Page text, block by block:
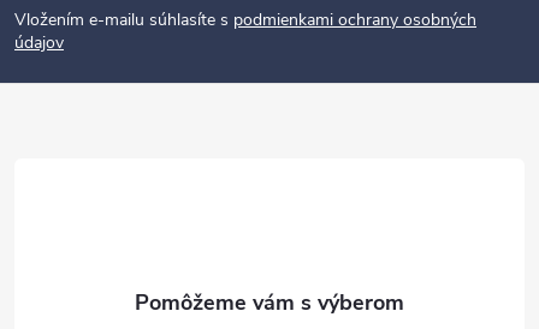
t
Vložením e-mailu súhlasíte s podmienkami ochrany osobných
údajov